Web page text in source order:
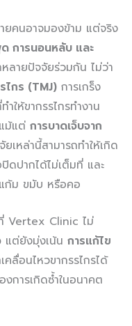
ยคนอาจมองข้าม แต่จริง
การนอนหลับ และ
หลายปัจจัยร่วมกัน ไม่ว่า
ไกร (TMJ) การเกร็ง
ให้ขากรรไกรทำงาน
ม้แต่ การบาดเจ็บจาก
ยเหล่านี้สามารถทำให้เกิด
ดปากได้ไม่เต็มที่ และ
แก้ม ขมับ หรือคอ
ที่ Vertex Clinic ไม่
แต่ยังมุ่งเน้น การแก้ไข
คลื่อนไหวขากรรไกรได้
การเกิดซ้ำในอนาคต